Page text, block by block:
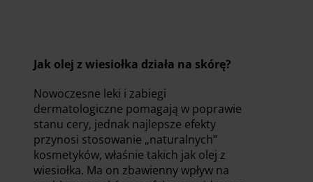
Jak olej z wiesiołka działa na skórę?
Nowoczesne leki i zabiegi
dermatologiczne pomagają w poprawie
stanu cery, jednak najlepsze efekty
przynosi stosowanie „naturalnych”
kosmetyków, właśnie takich jak olej z
wiesiołka. Ma on zbawienny wpływ na